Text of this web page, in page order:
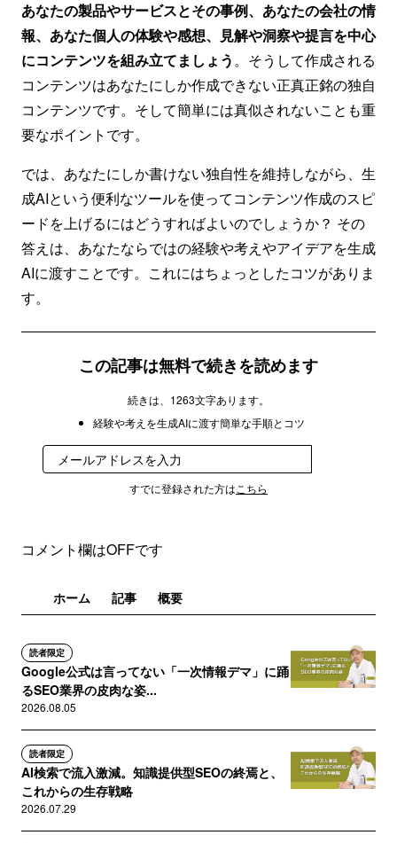
あなたの製品やサービスとその事例、あなたの会社の情
報、あなた個人の体験や感想、見解や洞察や提言を中心
にコンテンツを組み立てましょう。そうして作成される
コンテンツはあなたにしか作成できない正真正銘の独自
コンテンツです。そして簡単には真似されないことも重
要なポイントです。
では、あなたにしか書けない独自性を維持しながら、生
成AIという便利なツールを使ってコンテンツ作成のスピ
ードを上げるにはどうすればよいのでしょうか？ その
答えは、あなたならではの経験や考えやアイデアを生成
AIに渡すことです。これにはちょっとしたコツがありま
す。
この記事は無料で続きを読めます
続きは、1263文字あります。
経験や考えを生成AIに渡す簡単な手順とコツ
すでに登録された方は こちら
コメント欄はOFFです
ホーム 記事 概要
読者限定
Google公式は言ってない「一次情報デマ」に踊
るSEO業界の皮肉な姿...
2026.08.05
読者限定
AI検索で流入激減。知識提供型SEOの終焉と、
これからの生存戦略
2026.07.29